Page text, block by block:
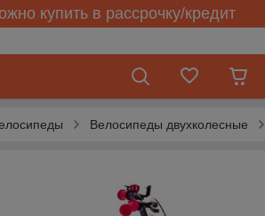
купить в рассрочку/кредит
Велосипеды двухколесные